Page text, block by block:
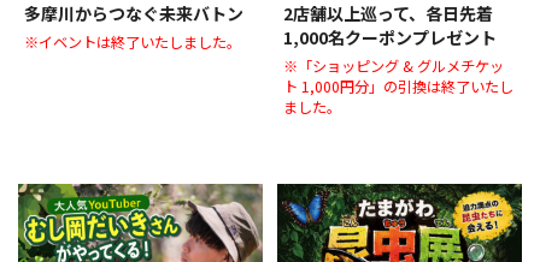
多摩川からつなぐ未来バトン
※イベントは終了いたしました。
2店舗以上巡って、各日先着
1,000名クーポンプレゼント
※「ショッピング & グルメチケッ
ト 1,000円分」の引換は終了いたし
ました。